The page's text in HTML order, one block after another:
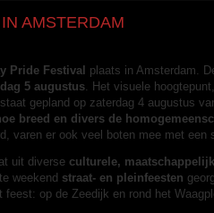
AMSTERDAM
Pride Festival plaats in Amsterdam.
5 augustus. Het visuele
gepland op zaterdag 4 augustus
breed en divers de
varen er ook veel boten mee met een
uit diverse culturele,
weekend straat- en pleinfeesten
op de Zeedijk en rond het